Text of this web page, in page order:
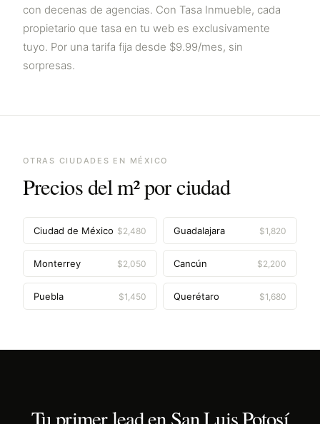
con decenas de agencias. Con Tasa Inmueble, cada
propietario que tasa en tu web es exclusivamente
tuyo. Por una tarifa fija desde $9.99/mes, sin
sorpresas.
OTRAS CIUDADES EN MÉXICO
Precios del m² por ciudad
Ciudad de México $2,480 Guadalajara $1,820
Monterrey $2,050 Cancún $2,200
Puebla $1,450 Querétaro $1,680
Tu primer lead en San Luis Potosí